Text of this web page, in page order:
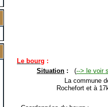
Le bourg :
Situation : (--> le voir
La commune
Rochefort et à